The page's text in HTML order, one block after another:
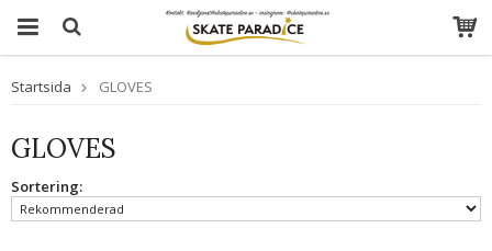
Startsida GLOVES
GLOVES
Sortering: